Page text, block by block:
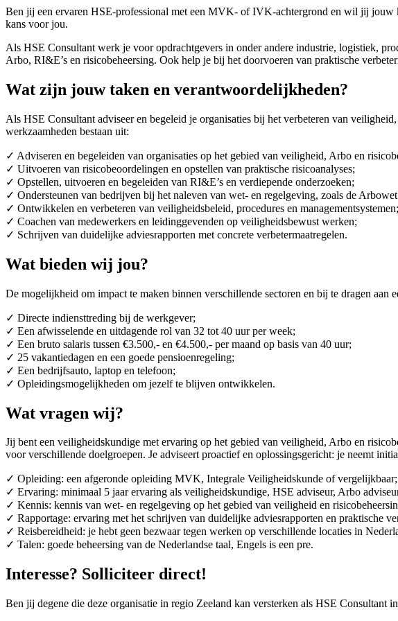
Ben jij een ervaren HSE-professional met een MVK- of IVK-achtergrond en wil jij jouw
kans voor jou.
Als HSE Consultant werk je voor opdrachtgevers in onder andere industrie, logistiek,
Arbo, RI&E’s en risicobeheersing. Ook help je bij het doorvoeren van praktische
Wat zijn jouw taken en verantwoordelijkheden?
Als HSE Consultant adviseer en begeleid je organisaties bij het verbeteren van
werkzaamheden bestaan uit:
✓ Adviseren en begeleiden van organisaties op het gebied van veiligheid, Arbo en
✓ Uitvoeren van risicobeoordelingen en opstellen van praktische risicoanalyses;
✓ Opstellen, uitvoeren en begeleiden van RI&E’s en verdiepende onderzoeken;
✓ Ondersteunen van bedrijven bij het naleven van wet- en regelgeving, zoals de
✓ Ontwikkelen en verbeteren van veiligheidsbeleid, procedures en managementsystemen;
✓ Coachen van medewerkers en leidinggevenden op veiligheidsbewust werken;
✓ Schrijven van duidelijke adviesrapporten met concrete verbetermaatregelen.
Wat bieden wij jou?
De mogelijkheid om impact te maken binnen verschillende sectoren en bij te dragen
✓ Directe indiensttreding bij de werkgever;
✓ Een afwisselende en uitdagende rol van 32 tot 40 uur per week;
✓ Een bruto salaris tussen €3.500,- en €4.500,- per maand op basis van 40 uur;
✓ 25 vakantiedagen en een goede pensioenregeling;
✓ Een bedrijfsauto, laptop en telefoon;
✓ Opleidingsmogelijkheden om jezelf te blijven ontwikkelen.
Wat vragen wij?
Jij bent een veiligheidskundige met ervaring op het gebied van veiligheid, Arbo en
voor verschillende doelgroepen. Je adviseert proactief en oplossingsgericht: je neemt
✓ Opleiding: een afgeronde opleiding MVK, Integrale Veiligheidskunde of vergelijkbaar;
✓ Ervaring: minimaal 5 jaar ervaring als veiligheidskundige, HSE adviseur, Arbo
✓ Kennis: kennis van wet- en regelgeving op het gebied van veiligheid en
✓ Rapportage: ervaring met het schrijven van duidelijke adviesrapporten en praktische
✓ Reisbereidheid: je hebt geen bezwaar tegen werken op verschillende locaties in
✓ Talen: goede beheersing van de Nederlandse taal, Engels is een pre.
Interesse? Solliciteer direct!
Ben jij degene die deze organisatie in regio Zeeland kan versterken als HSE Consultant